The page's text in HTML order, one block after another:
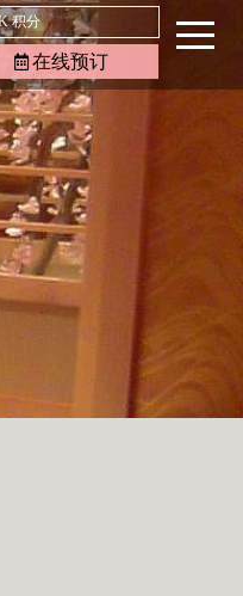
积分
在线预订